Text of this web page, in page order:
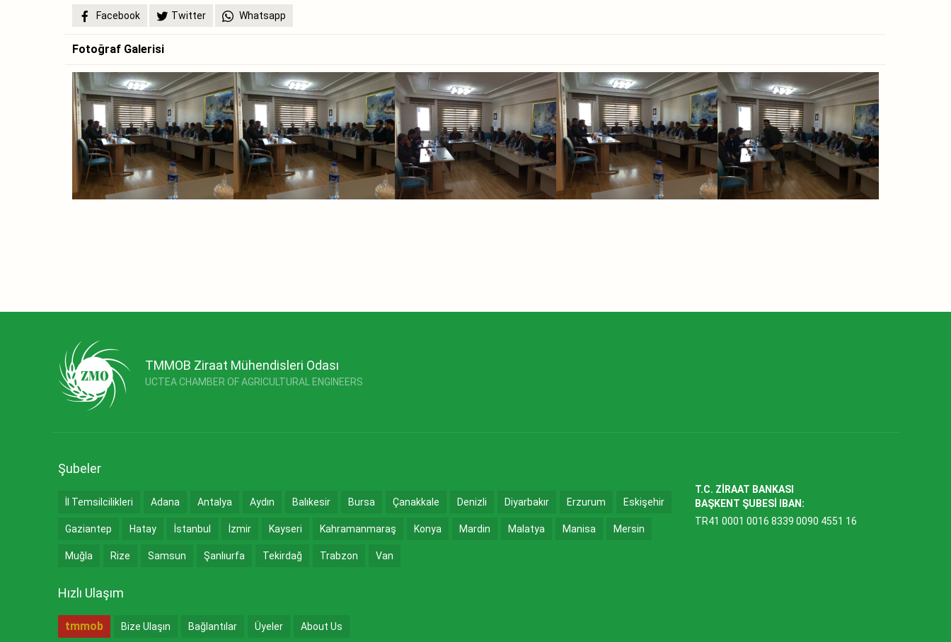
Facebook
Twitter Whatsapp
Fotoğraf Galerisi
TMMOB Ziraat Mühendisleri Odası
UCTEA CHAMBER OF AGRICULTURAL ENGINEERS
Şubeler
İl Temsilcilikleri Adana Antalya Aydın Balıkesir Bursa Çanakkale Denizli Diyarbakır Erzurum Eskişehir
Gaziantep Hatay İstanbul İzmir Kayseri Kahramanmaraş Konya Mardin Malatya Manisa Mersin
Muğla Rize Samsun Şanlıurfa Tekirdağ Trabzon Van
Hızlı Ulaşım
tmmob Bize Ulaşın Bağlantılar Üyeler About Us
T.C. ZİRAAT BANKASI
BAŞKENT ŞUBESİ IBAN:
TR41 0001 0016 8339 0090 4551 16